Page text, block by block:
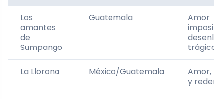
Los
amantes
de
Sumpango
Guatemala
Amor
trágico
La Llorona México/Guatemala
Amor,
y